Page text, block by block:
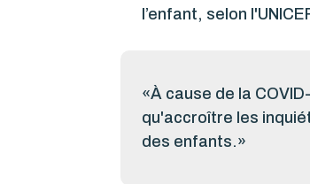
l’enfant, selon
«À cause de la
qu'accroître les
des enfants.»